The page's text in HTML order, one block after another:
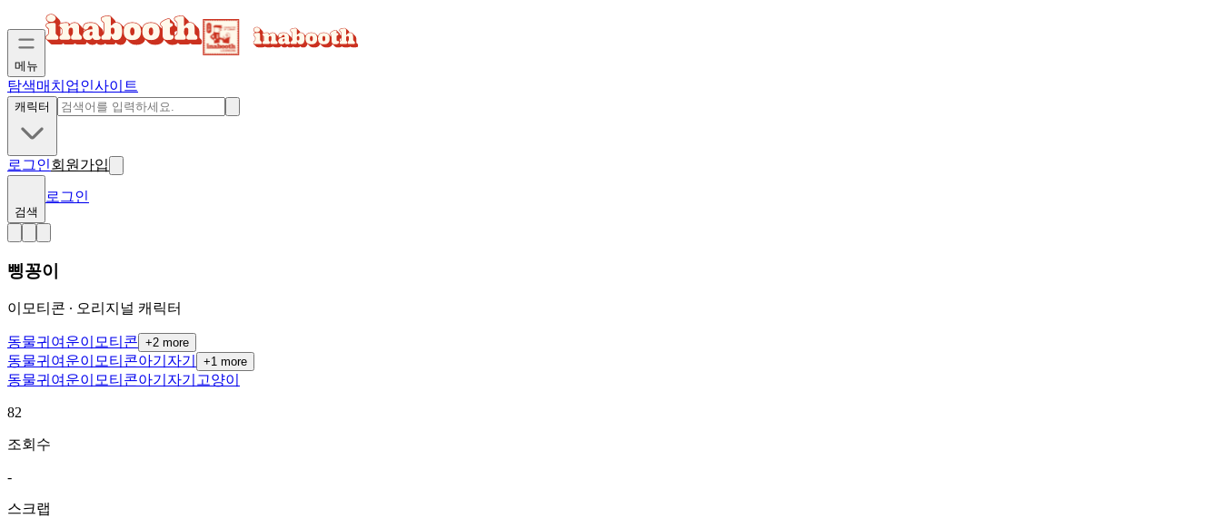
메뉴
탐색매치업인사이트
캐릭터
로그인회원가입
검색
로그인
삥꽁이
이모티콘 ∙ 오리지널 캐릭터
동물귀여운이모티콘 +2 more
동물귀여운이모티콘아기자기 +1 more
동물귀여운이모티콘아기자기 고양이
82
조회수
-
스크랩